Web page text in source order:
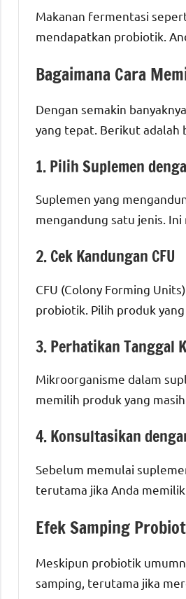
Makanan fermentasi
mendapatkan probiotik.
Bagaimana Cara
Dengan semakin
yang tepat. Berikut
1. Pilih Suplemen
Suplemen yang
mengandung satu jenis.
2. Cek Kandungan CFU
CFU (Colony Forming
probiotik. Pilih produk
3. Perhatikan Tanggal
Mikroorganisme dalam
memilih produk yang
4. Konsultasikan
Sebelum memulai
terutama jika Anda
Efek Samping
Meskipun probiotik
samping, terutama jika